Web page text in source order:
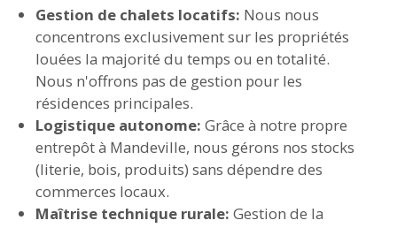
Gestion de chalets locatifs: Nous nous
concentrons exclusivement sur les propriétés
louées la majorité du temps ou en totalité.
Nous n'offrons pas de gestion pour les
résidences principales.
Logistique autonome: Grâce à notre propre
entrepôt à Mandeville, nous gérons nos stocks
(literie, bois, produits) sans dépendre des
commerces locaux.
Maîtrise technique rurale: Gestion de la